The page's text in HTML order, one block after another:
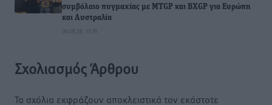
συμβόλαιο πυγμαχίας με MTGP και BXGP για Ευρώπη
και Αυστραλία
06.08.26 · 13:19
Σχολιασμός Άρθρου
Τα σχόλια εκφράζουν αποκλειστικά τον εκάστοτε